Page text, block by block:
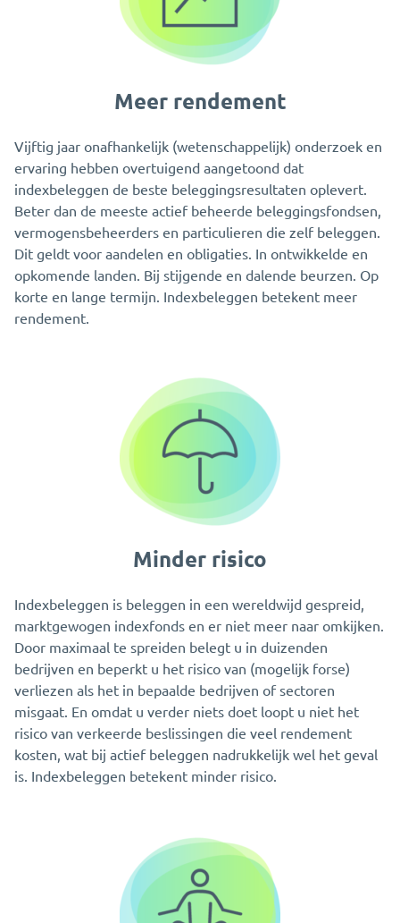
Meer rendement
Vijftig jaar onafhankelijk (wetenschappelijk) onderzoek en
ervaring hebben overtuigend aangetoond dat
indexbeleggen de beste beleggingsresultaten oplevert.
Beter dan de meeste actief beheerde beleggingsfondsen,
vermogensbeheerders en particulieren die zelf beleggen.
Dit geldt voor aandelen en obligaties. In ontwikkelde en
opkomende landen. Bij stijgende en dalende beurzen. Op
korte en lange termijn. Indexbeleggen betekent meer
rendement.
Minder risico
Indexbeleggen is beleggen in een wereldwijd gespreid,
marktgewogen indexfonds en er niet meer naar omkijken.
Door maximaal te spreiden belegt u in duizenden
bedrijven en beperkt u het risico van (mogelijk forse)
verliezen als het in bepaalde bedrijven of sectoren
misgaat. En omdat u verder niets doet loopt u niet het
risico van verkeerde beslissingen die veel rendement
kosten, wat bij actief beleggen nadrukkelijk wel het geval
is. Indexbeleggen betekent minder risico.